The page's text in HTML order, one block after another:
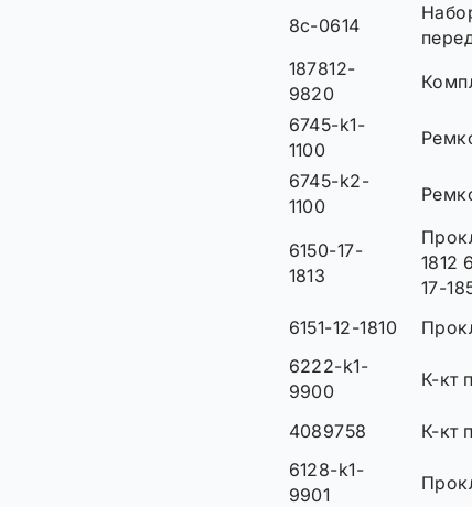
8c-0614
187812-
9820
6745-k1-
1100
6745-k2-
1100
6150-17-
1813
1812
17-
6151-12-1810
6222-k1-
9900
К-кт
4089758 К-кт
6128-k1-
9901